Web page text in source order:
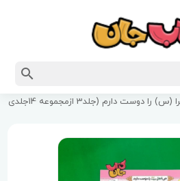
14جلدی من اهل بیت علیهم السلام را دوست دارم)